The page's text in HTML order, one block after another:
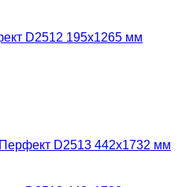
D2512 195х1265 мм